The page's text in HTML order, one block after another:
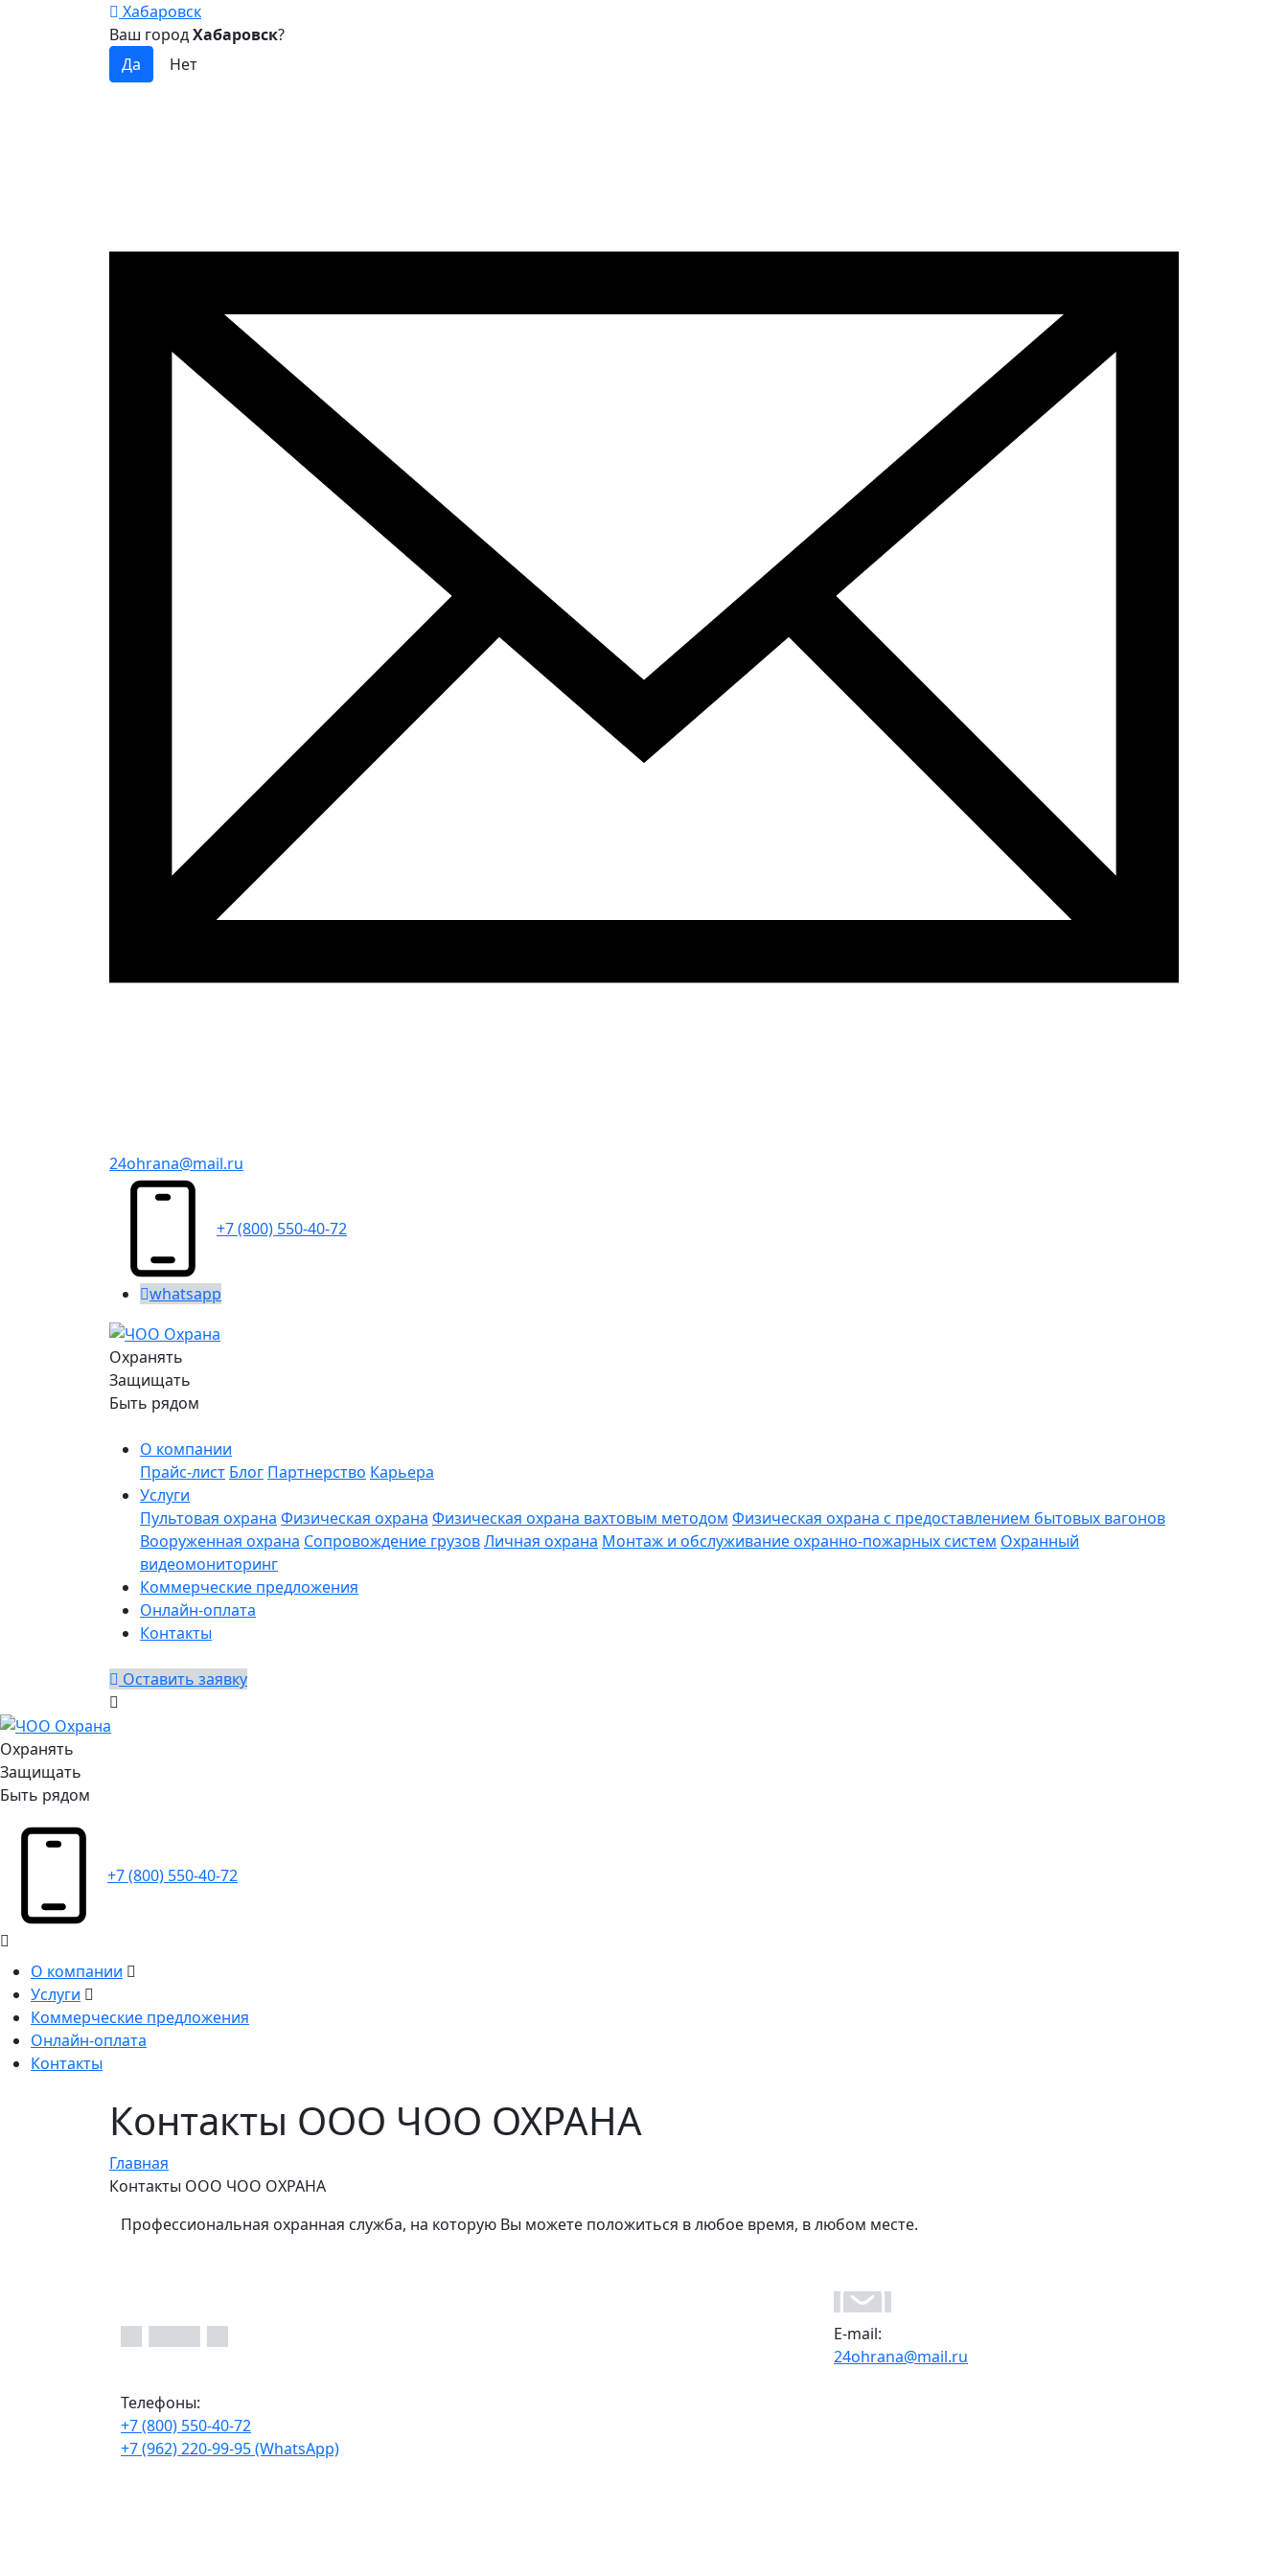
Хабаровск
Ваш городХабаровск?
24ohrana@mail.ru
+7 (800) 550-40-72
whatsapp
Охранять
Защищать
Быть рядом
О компании
Прайс-лист Блог Партнерство Карьера
Услуги
Пультовая охрана Физическая охрана Физическая охрана вахтовым методом Физическая охрана с предоставлением бытовых вагонов
Вооруженная охрана Сопровождение грузовЛичная охрана Монтаж и обслуживание охранно-пожарных систем Охранный
видеомониторинг
Коммерческие предложения
Онлайн-оплата
Контакты
Оставить заявку
Охранять
Защищать
Быть рядом
+7 (800) 550-40-72
О компании
Услуги
Коммерческие предложения
Онлайн-оплата
Контакты
Контакты ООО ЧОО ОХРАНА
Главная
Контакты ООО ЧОО ОХРАНА
Профессиональная охранная служба, на которую Вы можете положиться в любое время, в любом месте.
Телефоны:
+7 (800) 550-40-72
+7 (962) 220-99-95 (WhatsApp)
E-mail:
24ohrana@mail.ru